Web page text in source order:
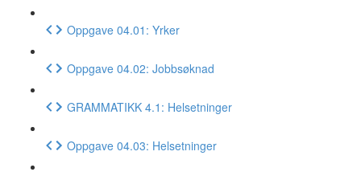
Oppgave 04.01: Yrker
Oppgave 04.02: Jobbsøknad
GRAMMATIKK 4.1: Helsetninger
Oppgave 04.03: Helsetninger